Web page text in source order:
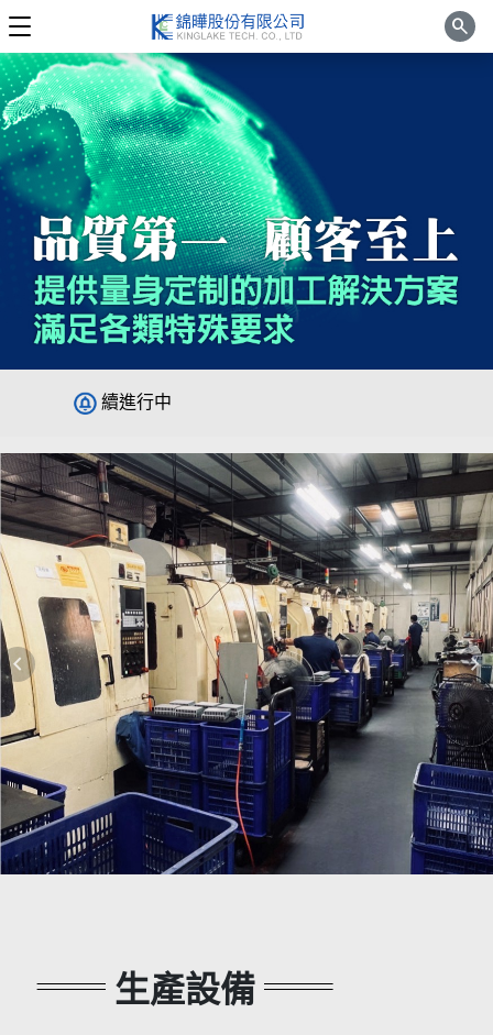
search
本公司於113年7月導入5S輔導專案，持
續進行中
證
本公司於113年完成員工身體健康檢查
本公司於113年7月導入5S輔導專案，持
續進行中
本公司於106年通過ISO9001-2015版認
證
本公司於113年完成員工身體健康檢查
navigate_before navigate_next
生產設備